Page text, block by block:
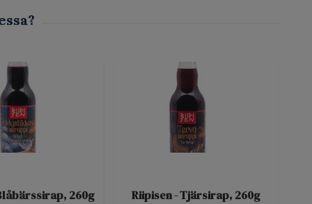
260g Riipisen - Tjärsirap, 260g